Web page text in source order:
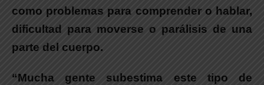
como problemas para comprender o hablar,
dificultad para moverse o parálisis de una
parte del cuerpo.
“Mucha gente subestima este tipo de